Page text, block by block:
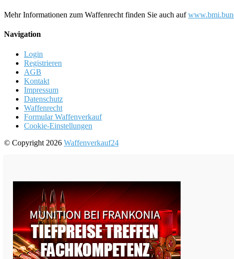
Mehr Informationen zum Waffenrecht finden Sie auch auf
Navigation
Login
Registrieren
AGB
Kontakt
Impressum
Datenschutz
Waffenrecht
Formular Waffenverkauf
Cookie-Einstellungen
© Copyright 2026 Waffenverkauf24